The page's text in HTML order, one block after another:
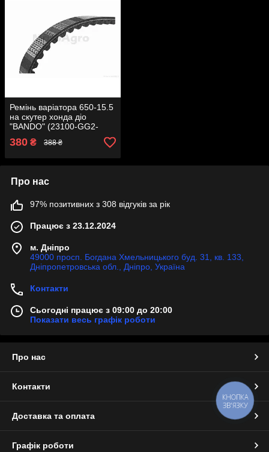
Ремінь варіатора 650-15.5
на скутер хонда діо
"BANDO" (23100-GG2-
7500)
380 ₴ 388 ₴
Про нас
97% позитивних з 308 відгуків за рік
Працює з 23.12.2024
м. Дніпро
49000 просп. Богдана Хмельницького буд. 31, кв. 133,
Дніпропетровська обл., Дніпро, Україна
Контакти
Сьогодні працює з 09:00 до 20:00
Показати весь графік роботи
Про нас
Контакти
Доставка та оплата
Графік роботи
КНОПКА
ЗВ'ЯЗКУ